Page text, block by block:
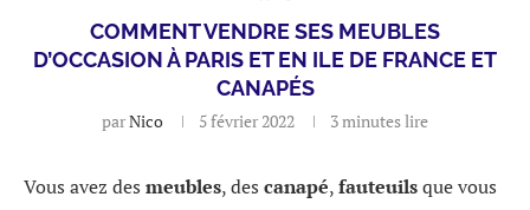
COMMENT VENDRE SES MEUBLES
D’OCCASION À PARIS ET EN ILE DE FRANCE ET
CANAPÉS
parNico 5 février 2022 3 minutes lire
Vous avez des meubles, des canapé,fauteuilsque vous